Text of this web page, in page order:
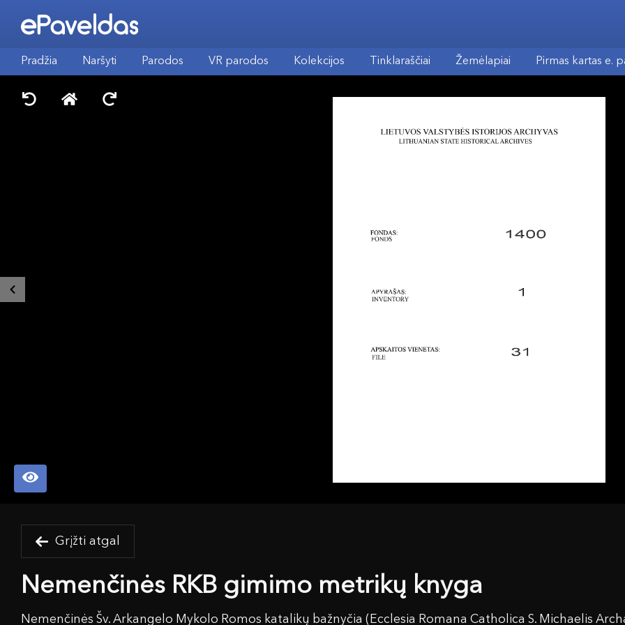
Pradžia Naršyti Parodos VR parodos Kolekcijos Tinklaraščiai Žemėlapiai Pirmas kartas e.
Grįžti atgal
Nemenčinės RKB gimimo metrikų knyga
Nemenčinės Šv. Arkangelo Mykolo Romos katalikų bažnyčia (Ecclesia Romana Catholica S. Michaelis